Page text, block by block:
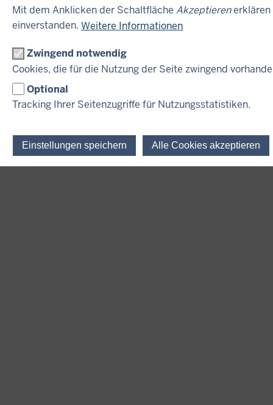
Mit dem Anklicken der Schaltfläche Akzeptierenerklären
einverstanden. Weitere Informationen
Zwingend notwendig
Cookies, die für die Nutzung der Seite zwingend
Optional
Tracking Ihrer Seitenzugriffe für Nutzungsstatistiken.
Einstellungen speichern Alle Cookies akzeptieren